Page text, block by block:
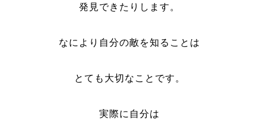
発見できたりします。
なにより自分の敵を知ることは
とても大切なことです。
実際に自分は